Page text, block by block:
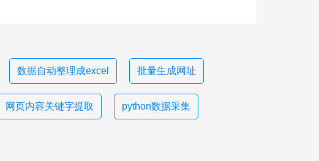
数据自动整理成excel 批量生成网址
网页内容关键字提取 python数据采集